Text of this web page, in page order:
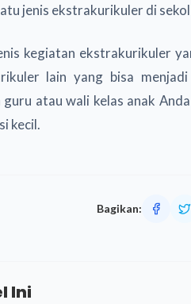
jenis ekstrakurikuler di
kegiatan ekstrakurikuler
lain yang bisa
atau wali kelas anak
kecil.
Bagikan:
Ini